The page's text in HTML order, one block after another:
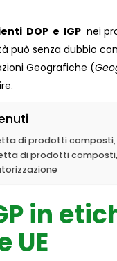
DOP e IGP nei
può senza dubbio
Geografiche (
di prodotti composti,
di prodotti composti,
in
UE